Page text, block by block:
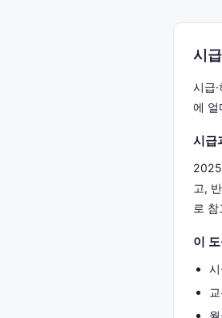
시
시급
에 얼
시급
2025
고,
로
이